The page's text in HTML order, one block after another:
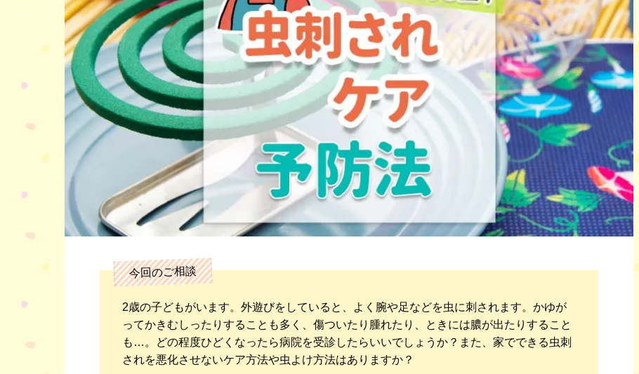
今回のご相談
2歳の子どもがいます。外遊びをしていると、よく腕や足などを虫に刺されます。かゆが
ってかきむしったりすることも多く、傷ついたり腫れたり、ときには膿が出たりすること
も…。どの程度ひどくなったら病院を受診したらいいでしょうか？また、家でできる虫刺
されを悪化させないケア方法や虫よけ方法はありますか？